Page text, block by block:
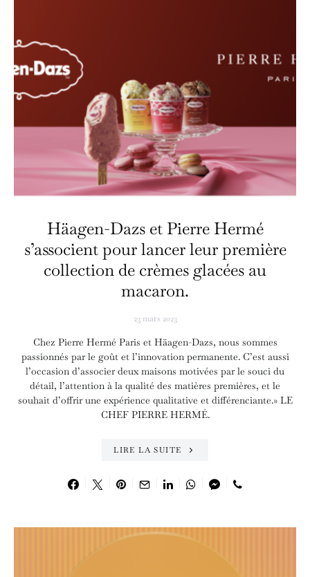
Häagen-Dazs et Pierre Hermé
s’associent pour lancer leur première
collection de crèmes glacées au
macaron.
23 mars 2023
Chez Pierre Hermé Paris et Häagen-Dazs, nous sommes
passionnés par le goût et l’innovation permanente. C’est aussi
l’occasion d’associer deux maisons motivées par le souci du
détail, l’attention à la qualité des matières premières, et le
souhait d’offrir une expérience qualitative et différenciante.» LE
CHEF PIERRE HERMÉ.
LIRE LA SUITE